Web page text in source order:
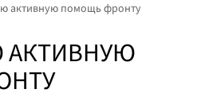
активную помощь фронту